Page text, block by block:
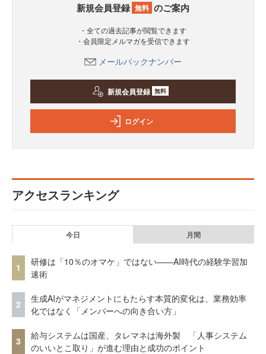
新規会員登録 無料 のご案内
・全ての過去記事が閲覧できます
・会員限定メルマガを受信できます
メールバックナンバー
新規会員登録 無料
ログイン
アクセスランキング
今日 月間
1
研修は「10％のオマケ」ではない——AI時代の経験学習加
速術
2
生成AIがマネジメントにもたらす本質的変化は、業務効率
化ではなく「メンバーへの向き合い方」
3
給与システムは国産、タレマネは海外製 「人事システム
のいいとこ取り」が進む理由と成功のポイント